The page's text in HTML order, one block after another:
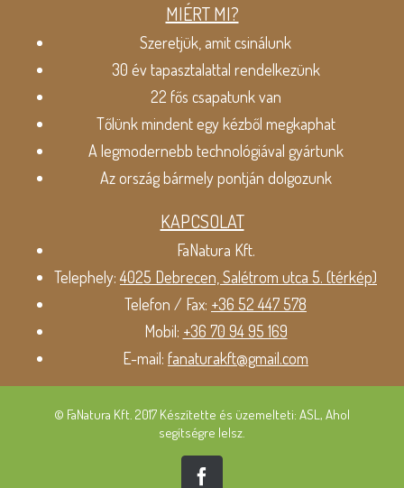
MIÉRT MI?
Szeretjük, amit csinálunk
30 év tapasztalattal rendelkezünk
22 fős csapatunk van
Tőlünk mindent egy kézből megkaphat
A legmodernebb technológiával gyártunk
Az ország bármely pontján dolgozunk
KAPCSOLAT
FaNatura Kft.
Telephely:4025 Debrecen, Salétrom utca 5. (térkép)
Telefon / Fax: +36 52 447 578
Mobil: +36 70 94 95 169
E-mail: fanaturakft@gmail.com
© FaNatura Kft. 2017 Készítette és üzemelteti: ASL, Ahol
segítségre lelsz.